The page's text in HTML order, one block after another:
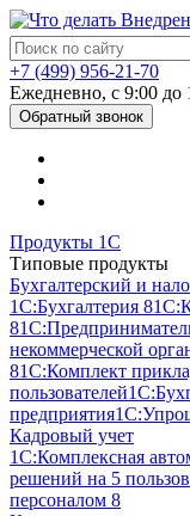
+7 (499) 956-21-70
Ежедневно, c 9:00 до
Обратный звонок
Продукты 1С
Типовые продукты
Бухгалтерский и
1С:Бухгалтерия 8
8
некоммерческой
81С:Комплект
пользователей
предприятия
Кадровый учет
1С:Комплексная
решений на 5
персоналом 8